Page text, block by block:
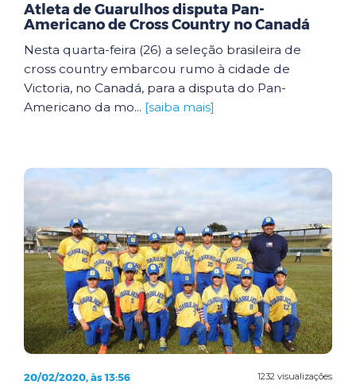
Atleta de Guarulhos disputa Pan-
Americano de Cross Country no Canadá
Nesta quarta-feira (26) a seleção brasileira de
cross country embarcou rumo à cidade de
Victoria, no Canadá, para a disputa do Pan-
Americano da mo... [saiba mais]
1232 visualizações
20/02/2020, às 13:56